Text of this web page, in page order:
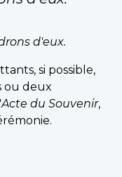
d'eux.
si possible,
ou deux
Acte du Souvenir,